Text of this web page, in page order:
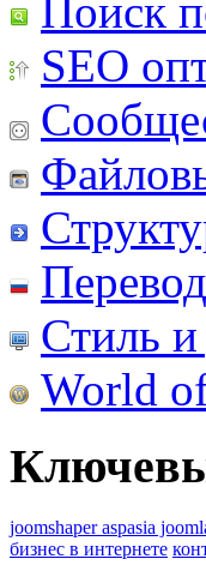
Поиск
SEO
Стиль
World
joomshaper aspasia
бизнес в интернете